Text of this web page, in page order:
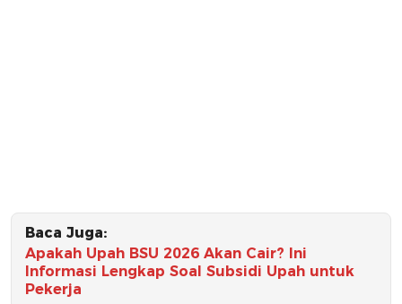
Baca Juga:
Apakah Upah BSU 2026 Akan Cair? Ini
Informasi Lengkap Soal Subsidi Upah untuk
Pekerja